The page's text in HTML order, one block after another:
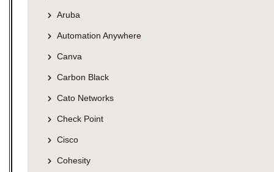
Aruba
Automation Anywhere
Canva
Carbon Black
Cato Networks
Check Point
Cisco
Cohesity